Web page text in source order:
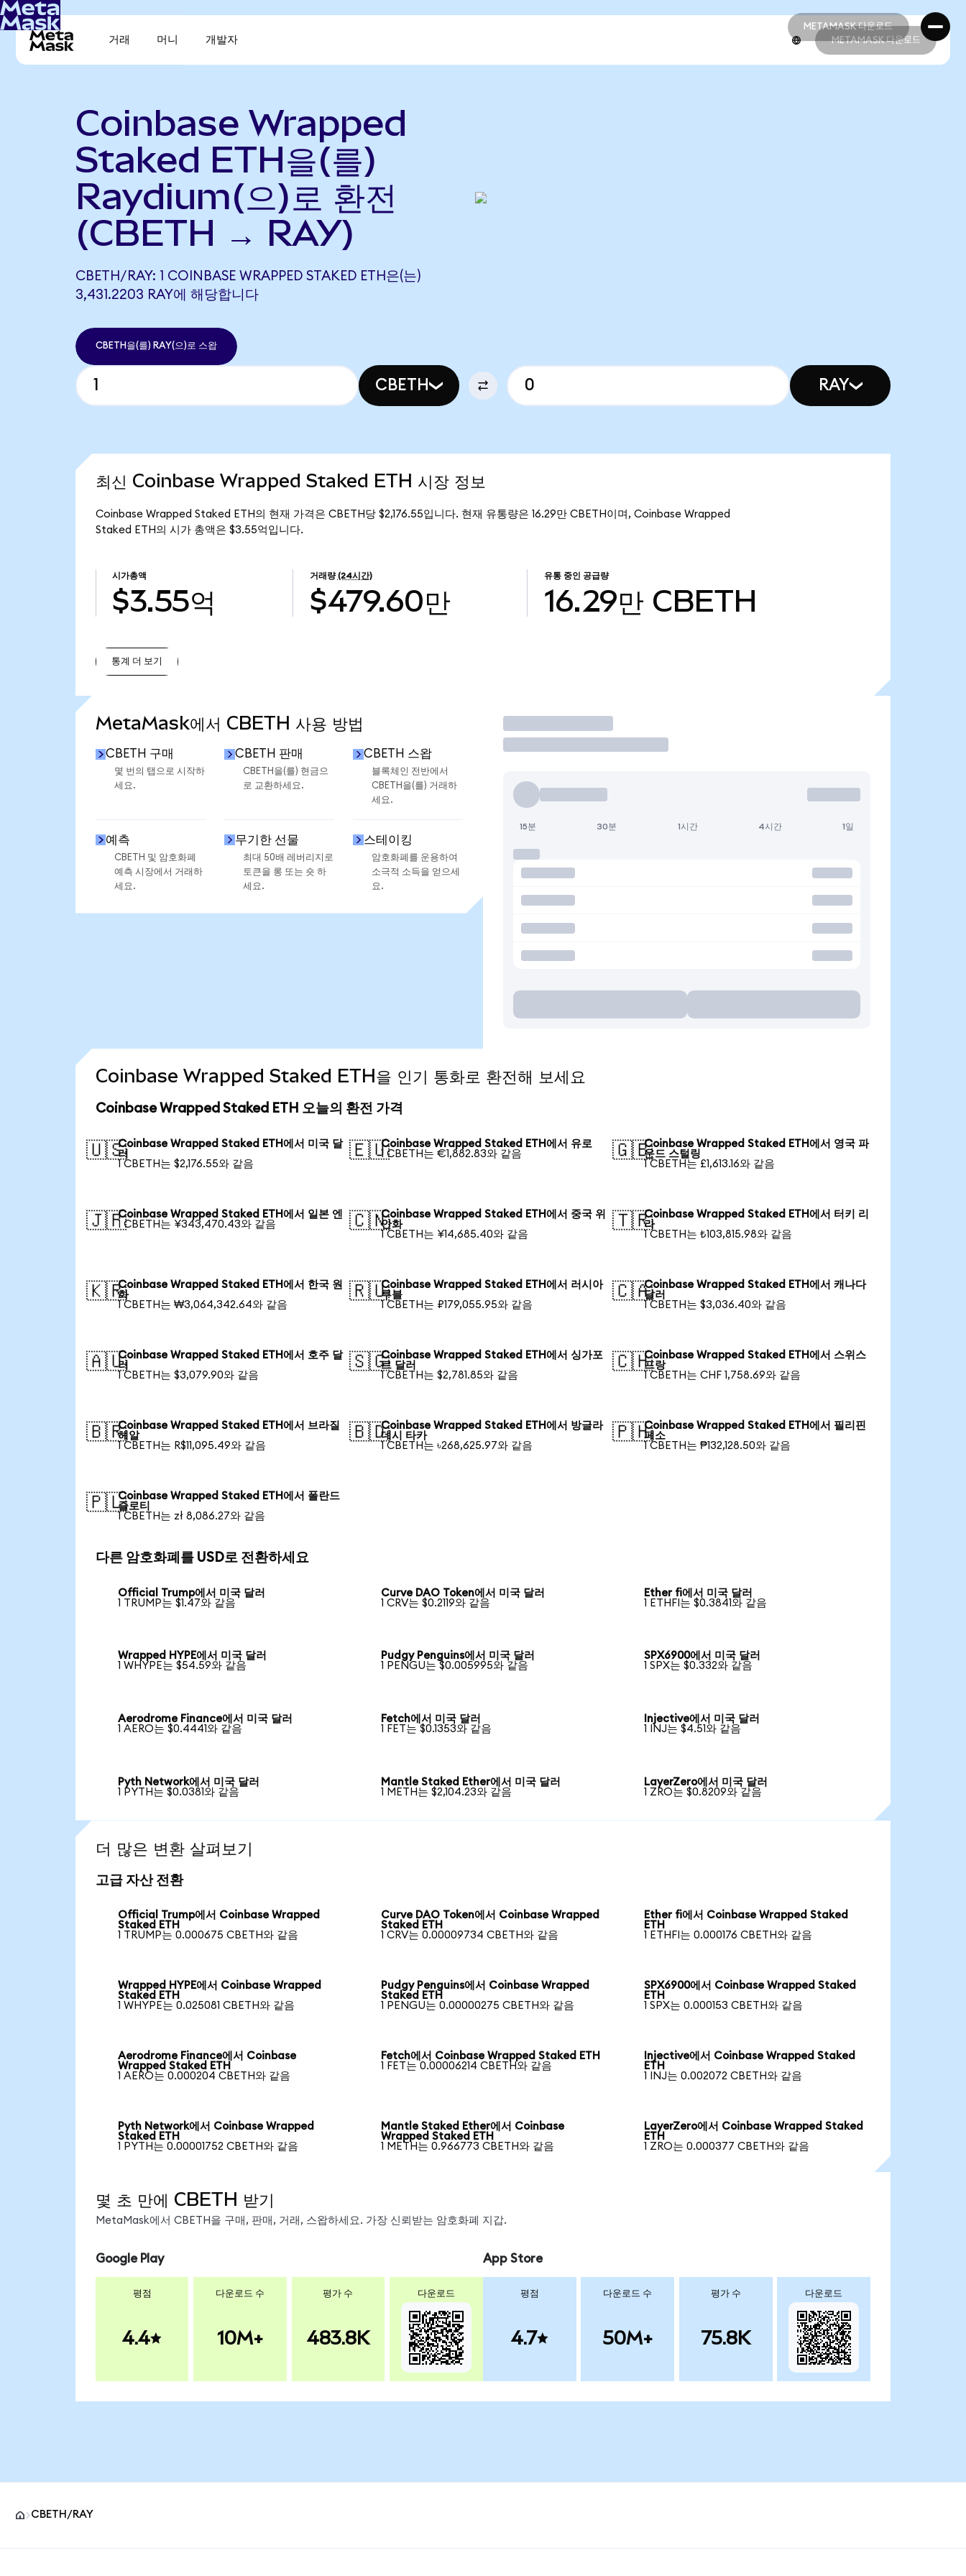
METAMASK 다운로드
METAMASK 다운로드
거래 머니 개발자 METAMASK 다운로드
Coinbase Wrapped
Staked ETH을(를)
Raydium(으)로 환전
(CBETH → RAY)
CBETH/RAY: 1 COINBASE WRAPPED STAKED ETH은(는)
3,431.2203 RAY에 해당합니다
CBETH을(를) RAY(으)로 스왑
CBETH RAY
최신 Coinbase Wrapped Staked ETH 시장 정보
Coinbase Wrapped Staked ETH의 현재 가격은 CBETH당 $2,176.55입니다. 현재 유통량은 16.29만 CBETH이며, Coinbase Wrapped
Staked ETH의 시가 총액은 $3.55억입니다.
시가총액
$3.55억
거래량 (24시간)
$479.60만
유통 중인 공급량
16.29만 CBETH
통계 더 보기
MetaMask에서 CBETH 사용 방법
CBETH 구매
몇 번의 탭으로 시작하
세요.
CBETH 판매
CBETH을(를) 현금으
로 교환하세요.
CBETH 스왑
블록체인 전반에서
CBETH을(를) 거래하
세요.
예측
CBETH 및 암호화폐
예측 시장에서 거래하
세요.
무기한 선물
최대 50배 레버리지로
토큰을 롱 또는 숏 하
세요.
스테이킹
암호화폐를 운용하여
소극적 소득을 얻으세
요.
거래
15분 30분 1시간 4시간 1일
Coinbase Wrapped Staked ETH을 인기 통화로 환전해 보세요
Coinbase Wrapped Staked ETH 오늘의 환전 가격
🇺🇸Coinbase Wrapped Staked ETH에서 미국 달
러
1 CBETH는 $2,176.55와 같음
🇪🇺Coinbase Wrapped Staked ETH에서 유로
1 CBETH는 €1,882.83와 같음
🇬🇧Coinbase Wrapped Staked ETH에서 영국 파
운드 스털링
1 CBETH는 £1,613.16와 같음
🇯🇵Coinbase Wrapped Staked ETH에서 일본 엔
1 CBETH는 ¥343,470.43와 같음
🇨🇳Coinbase Wrapped Staked ETH에서 중국 위
안화
1 CBETH는 ¥14,685.40와 같음
🇹🇷Coinbase Wrapped Staked ETH에서 터키 리
라
1 CBETH는 ₺103,815.98와 같음
🇰🇷Coinbase Wrapped Staked ETH에서 한국 원
화
1 CBETH는 ₩3,064,342.64와 같음
🇷🇺Coinbase Wrapped Staked ETH에서 러시아
루블
1 CBETH는 ₽179,055.95와 같음
🇨🇦Coinbase Wrapped Staked ETH에서 캐나다
달러
1 CBETH는 $3,036.40와 같음
🇦🇺Coinbase Wrapped Staked ETH에서 호주 달
러
1 CBETH는 $3,079.90와 같음
🇸🇬Coinbase Wrapped Staked ETH에서 싱가포
르 달러
1 CBETH는 $2,781.85와 같음
🇨🇭Coinbase Wrapped Staked ETH에서 스위스
프랑
1 CBETH는 CHF 1,758.69와 같음
🇧🇷Coinbase Wrapped Staked ETH에서 브라질
헤알
1 CBETH는 R$11,095.49와 같음
🇧🇩Coinbase Wrapped Staked ETH에서 방글라
데시 타카
1 CBETH는 ৳268,625.97와 같음
🇵🇭Coinbase Wrapped Staked ETH에서 필리핀
페소
1 CBETH는 ₱132,128.50와 같음
🇵🇱Coinbase Wrapped Staked ETH에서 폴란드
즐로티
1 CBETH는 zł 8,086.27와 같음
다른 암호화폐를 USD로 전환하세요
Official Trump에서 미국 달러
1 TRUMP는 $1.47와 같음
Curve DAO Token에서 미국 달러
1 CRV는 $0.2119와 같음
Ether fi에서 미국 달러
1 ETHFI는 $0.3841와 같음
Wrapped HYPE에서 미국 달러
1 WHYPE는 $54.59와 같음
Pudgy Penguins에서 미국 달러
1 PENGU는 $0.005995와 같음
SPX6900에서 미국 달러
1 SPX는 $0.332와 같음
Aerodrome Finance에서 미국 달러
1 AERO는 $0.4441와 같음
Fetch에서 미국 달러
1 FET는 $0.1353와 같음
Injective에서 미국 달러
1 INJ는 $4.51와 같음
Pyth Network에서 미국 달러
1 PYTH는 $0.0381와 같음
Mantle Staked Ether에서 미국 달러
1 METH는 $2,104.23와 같음
LayerZero에서 미국 달러
1 ZRO는 $0.8209와 같음
더 많은 변환 살펴보기
고급 자산 전환
Official Trump에서 Coinbase Wrapped
Staked ETH
1 TRUMP는 0.000675 CBETH와 같음
Curve DAO Token에서 Coinbase Wrapped
Staked ETH
1 CRV는 0.00009734 CBETH와 같음
Ether fi에서 Coinbase Wrapped Staked
ETH
1 ETHFI는 0.000176 CBETH와 같음
Wrapped HYPE에서 Coinbase Wrapped
Staked ETH
1 WHYPE는 0.025081 CBETH와 같음
Pudgy Penguins에서 Coinbase Wrapped
Staked ETH
1 PENGU는 0.00000275 CBETH와 같음
SPX6900에서 Coinbase Wrapped Staked
ETH
1 SPX는 0.000153 CBETH와 같음
Aerodrome Finance에서 Coinbase
Wrapped Staked ETH
1 AERO는 0.000204 CBETH와 같음
Fetch에서 Coinbase Wrapped Staked ETH
1 FET는 0.00006214 CBETH와 같음
Injective에서 Coinbase Wrapped Staked
ETH
1 INJ는 0.002072 CBETH와 같음
Pyth Network에서 Coinbase Wrapped
Staked ETH
1 PYTH는 0.00001752 CBETH와 같음
Mantle Staked Ether에서 Coinbase
Wrapped Staked ETH
1 METH는 0.966773 CBETH와 같음
LayerZero에서 Coinbase Wrapped Staked
ETH
1 ZRO는 0.000377 CBETH와 같음
몇 초 만에 CBETH 받기
MetaMask에서 CBETH을 구매, 판매, 거래, 스왑하세요. 가장 신뢰받는 암호화폐 지갑.
Google Play
평점
4.4
다운로드 수
10M+
평가 수
483.8K
다운로드
App Store
평점
4.7
다운로드 수
50M+
평가 수
75.8K
다운로드
CBETH/RAY